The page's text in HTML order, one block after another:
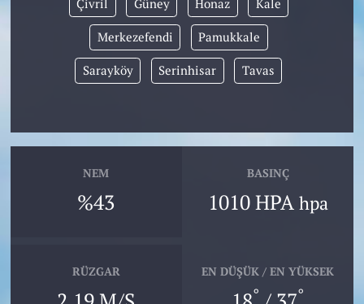
Çivril Güney Honaz Kale
Merkezefendi Pamukkale
Sarayköy Serinhisar Tavas
NEM
%43
BASINÇ
1010 HPA hpa
RÜZGAR EN DÜŞÜK / EN YÜKSEK
° °